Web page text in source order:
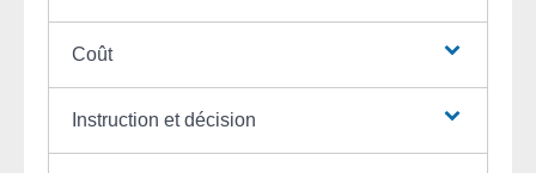
Coût
Instruction et décision